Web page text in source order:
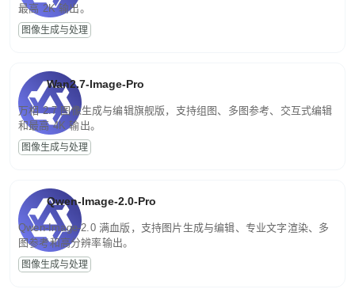
最高 2K 输出。
图像生成与处理
Wan2.7-Image-Pro
万相 2.7 图像生成与编辑旗舰版，支持组图、多图参考、交互式编辑
和最高 4K 输出。
图像生成与处理
Qwen-Image-2.0-Pro
Qwen-Image-2.0 满血版，支持图片生成与编辑、专业文字渲染、多
图参考和高分辨率输出。
图像生成与处理